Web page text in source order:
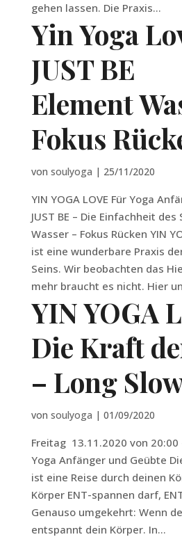
gehen lassen. Die Praxis...
Yin Yoga
JUST BE
Element
Fokus
von soulyoga | 25/11/2020
YIN YOGA LOVE Für Yoga
JUST BE – Die Einfachheit
Wasser – Fokus Rücken YIN
ist eine wunderbare Praxis
Seins. Wir beobachten das
mehr braucht es nicht. Hier
YIN YOGA
Die Kraft
– Long
von soulyoga | 01/09/2020
Freitag 13.11.2020 von 20:00
Yoga Anfänger und Geübte
ist eine Reise durch deinen
Körper ENT-spannen darf,
Genauso umgekehrt: Wenn
entspannt dein Körper. In...